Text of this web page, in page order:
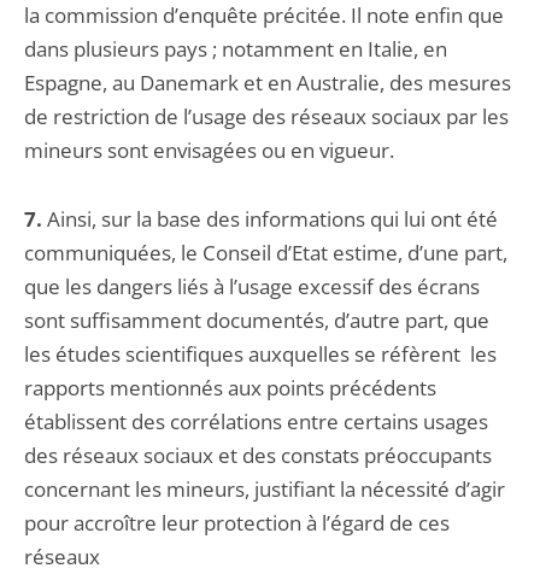
la commission d’enquête précitée. Il note enfin que
dans plusieurs pays ; notamment en Italie, en
Espagne, au Danemark et en Australie, des mesures
de restriction de l’usage des réseaux sociaux par les
mineurs sont envisagées ou en vigueur.
7. Ainsi, sur la base des informations qui lui ont été
communiquées, le Conseil d’Etat estime, d’une part,
que les dangers liés à l’usage excessif des écrans
sont suffisamment documentés, d’autre part, que
les études scientifiques auxquelles se réfèrent les
rapports mentionnés aux points précédents
établissent des corrélations entre certains usages
des réseaux sociaux et des constats préoccupants
concernant les mineurs, justifiant la nécessité d’agir
pour accroître leur protection à l’égard de ces
réseaux